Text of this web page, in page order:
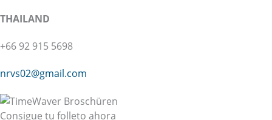
THAILAND
+66 92 915 5698
nrvs02@gmail.com
Consigue tu folleto ahora